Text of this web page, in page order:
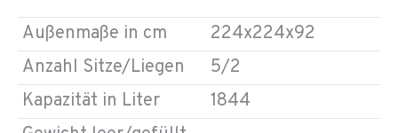
Außenmaße in cm
224x224x92
Anzahl Sitze/Liegen
5/2
Kapazität in Liter
1844